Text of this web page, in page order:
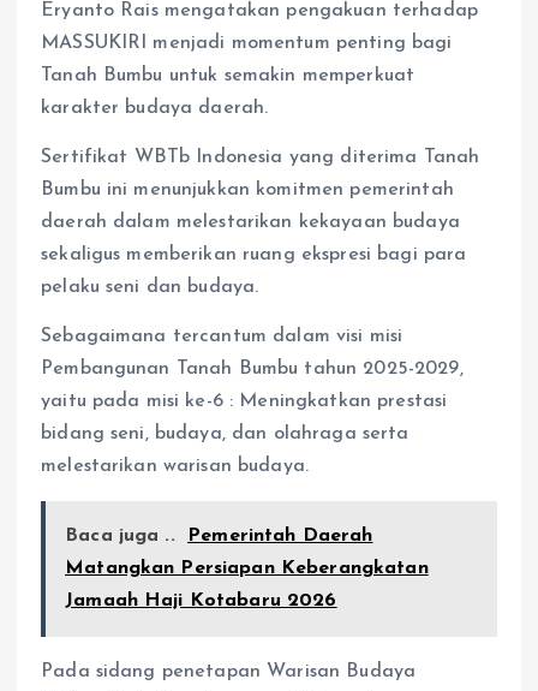
Eryanto Rais mengatakan pengakuan terhadap
MASSUKIRI menjadi momentum penting bagi
Tanah Bumbu untuk semakin memperkuat
karakter budaya daerah.
Sertifikat WBTb Indonesia yang diterima Tanah
Bumbu ini menunjukkan komitmen pemerintah
daerah dalam melestarikan kekayaan budaya
sekaligus memberikan ruang ekspresi bagi para
pelaku seni dan budaya.
Sebagaimana tercantum dalam visi misi
Pembangunan Tanah Bumbu tahun 2025-2029,
yaitu pada misi ke-6 : Meningkatkan prestasi
bidang seni, budaya, dan olahraga serta
melestarikan warisan budaya.
Baca juga ..
Pemerintah Daerah
Matangkan Persiapan Keberangkatan
Jamaah Haji Kotabaru 2026
Pada sidang penetapan Warisan Budaya